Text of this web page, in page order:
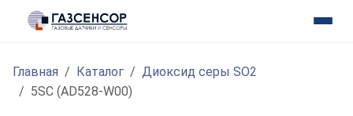
Главная Каталог
Диоксид серы SO2
5SC (AD528-W00)